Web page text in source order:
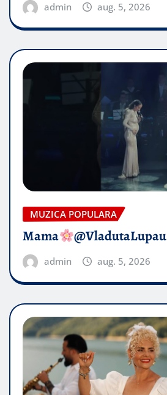
admin aug. 5, 2026
MUZICA POPULARA
Mama @VladutaLupau
admin aug. 5, 2026